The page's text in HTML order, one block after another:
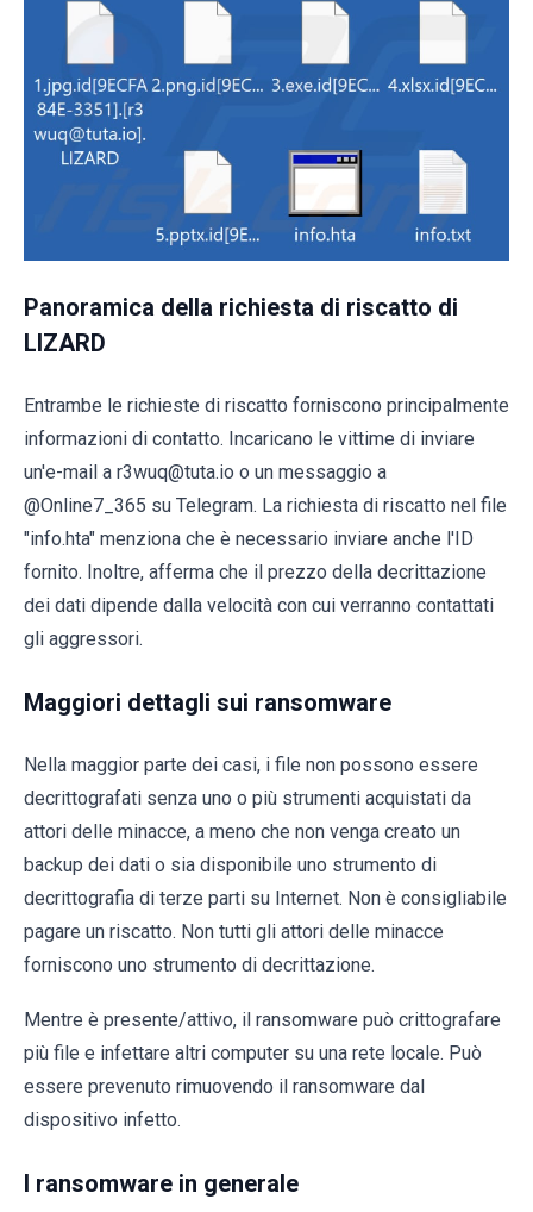
Panoramica della richiesta di riscatto di
LIZARD
Entrambe le richieste di riscatto forniscono principalmente
informazioni di contatto. Incaricano le vittime di inviare
un'e-mail a r3wuq@tuta.io o un messaggio a
@Online7_365 su Telegram. La richiesta di riscatto nel file
"info.hta" menziona che è necessario inviare anche l'ID
fornito. Inoltre, afferma che il prezzo della decrittazione
dei dati dipende dalla velocità con cui verranno contattati
gli aggressori.
Maggiori dettagli sui ransomware
Nella maggior parte dei casi, i file non possono essere
decrittografati senza uno o più strumenti acquistati da
attori delle minacce, a meno che non venga creato un
backup dei dati o sia disponibile uno strumento di
decrittografia di terze parti su Internet. Non è consigliabile
pagare un riscatto. Non tutti gli attori delle minacce
forniscono uno strumento di decrittazione.
Mentre è presente/attivo, il ransomware può crittografare
più file e infettare altri computer su una rete locale. Può
essere prevenuto rimuovendo il ransomware dal
dispositivo infetto.
I ransomware in generale